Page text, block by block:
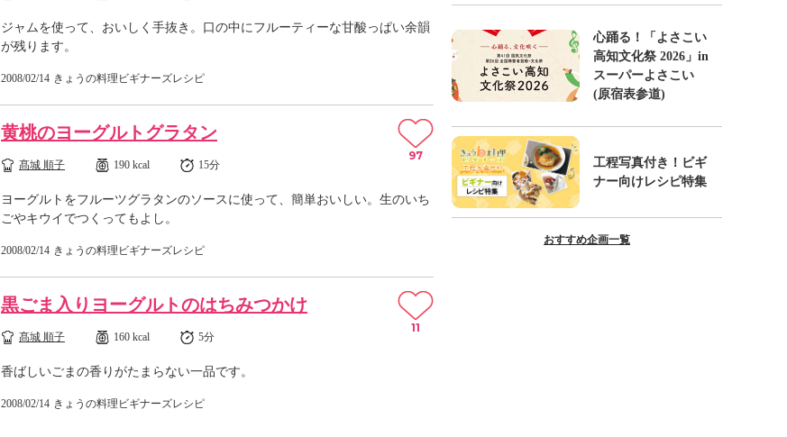
ジャムを使って、おいしく手抜き。口の中にフルーティーな甘酸っぱい余韻
が残ります。
2008/02/14 きょうの料理ビギナーズレシピ
黄桃のヨーグルトグラタン
髙城 順子 190 kcal 15分
ヨーグルトをフルーツグラタンのソースに使って、簡単おいしい。生のいち
ごやキウイでつくってもよし。
2008/02/14 きょうの料理ビギナーズレシピ
97
黒ごま入りヨーグルトのはちみつかけ
髙城 順子 160 kcal 5分
香ばしいごまの香りがたまらない一品です。
2008/02/14 きょうの料理ビギナーズレシピ
11
心踊る！「よさこい
高知文化祭 2026」in
スーパーよさこい
(原宿表参道)
工程写真付き！ビギ
ナー向けレシピ特集
おすすめ企画一覧